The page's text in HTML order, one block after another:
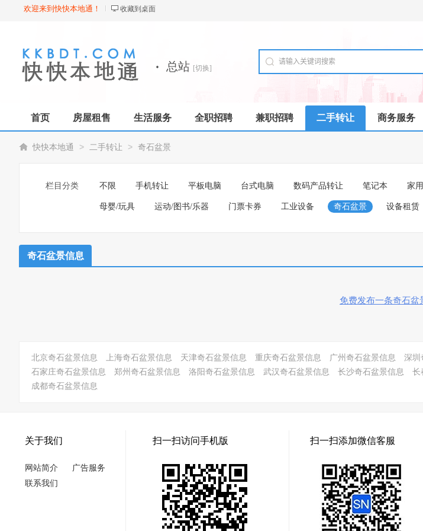
欢迎来到快快本地通！ 收藏到桌面
· 总站 [切换]
首页 房屋租售 生活服务 全职招聘 兼职招聘 二手转让 商务服务
快快本地通 > 二手转让 > 奇石盆景
栏目分类 不限 手机转让 平板电脑 台式电脑 数码产品转让 笔记本 家
母婴/玩具 运动/图书/乐器 门票卡券 工业设备 奇石盆景 设备租赁
奇石盆景信息
免费发布一条奇石盆
北京奇石盆景信息 上海奇石盆景信息 天津奇石盆景信息 重庆奇石盆景信息 广州奇石盆景信息 深圳
石家庄奇石盆景信息
郑州奇石盆景信息 洛阳奇石盆景信息 武汉奇石盆景信息 长沙奇石盆景信息 长
成都奇石盆景信息
关于我们
网站简介
广告服务
联系我们
扫一扫访问手机版 扫一扫添加微信客服